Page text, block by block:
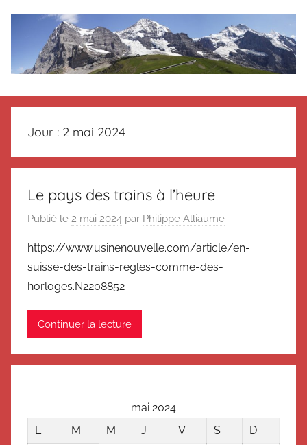
Le
blog
de
Suisse
Magazine
Suisse
souvenir
Suisse
Magazine
Messager
Suisse
Jour : 2 mai 2024
Le pays des trains à l’heure
Publié le 2 mai 2024 par Philippe Alliaume
https://www.usinenouvelle.com/article/en-
suisse-des-trains-regles-comme-des-
horloges.N2208852
Continuer la lecture
mai 2024
L
M M J V S
D